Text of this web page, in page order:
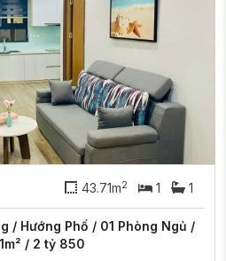
43.71m2 1 1
/ Hướng Phố / 01 Phòng Ngủ /
/ 2 tỷ 850